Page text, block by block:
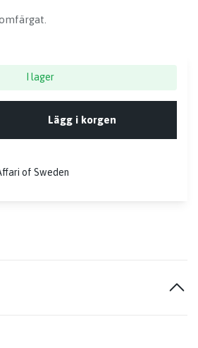
I lager
Lägg i korgen
of Sweden